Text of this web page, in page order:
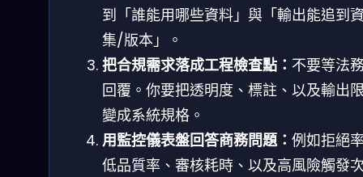
到「誰能用哪些資料」與「輸出能追到
集/版本」。
把合規需求落成工程檢查點： 不要等法
回覆。你要把透明度、標註、以及輸出
變成系統規格。
用監控儀表盤回答商務問題： 例如拒絕
低品質率、審核耗時、以及高風險觸發